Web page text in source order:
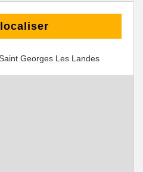
Georges Les Landes